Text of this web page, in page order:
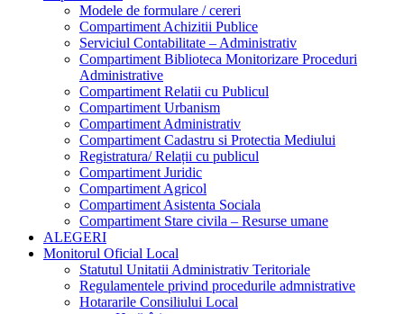
Modele de formulare / cereri
Compartiment Achizitii Publice
Serviciul Contabilitate – Administrativ
Compartiment Biblioteca Monitorizare Proceduri
Administrative
Compartiment Relatii cu Publicul
Compartiment Urbanism
Compartiment Administrativ
Compartiment Cadastru si Protectia Mediului
Registratura/ Relații cu publicul
Compartiment Juridic
Compartiment Agricol
Compartiment Asistenta Sociala
Compartiment Stare civila – Resurse umane
ALEGERI
Monitorul Oficial Local
Statutul Unitatii Administrativ Teritoriale
Regulamentele privind procedurile admnistrative
Hotararile Consiliului Local